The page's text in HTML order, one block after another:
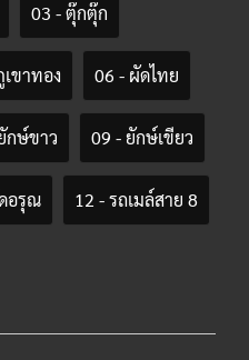
03 - ตุ๊กตุ๊ก
ขาทอง 06 - ผัดไทย
กษ์ขาว 09 - ยักษ์เขียว
อรุณ 12 - รถเมล์สาย 8